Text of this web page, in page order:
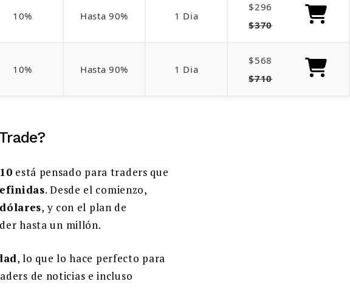
10% Hasta 90% 1 Dia
$296
$370
10% Hasta 90% 1 Dia
$568
$710
está pensado para traders que
. Desde el comienzo,
, y con el plan de
hasta un millón.
, lo que lo hace perfecto para
de noticias e incluso